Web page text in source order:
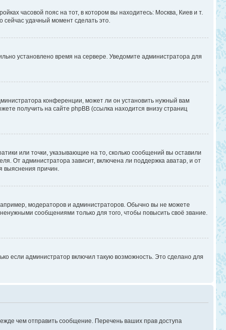
часовой пояс на тот, в котором вы находитесь: Москва, Киев и т.
сейчас удачный момент сделать это.
установлено время на сервере. Уведомите администратора для
конференции, может ли он установить нужный вам
получить на сайте phpBB (ссылка находится внизу страниц
или точки, указывающие на то, сколько сообщений вы оставили
От администратора зависит, включена ли поддержка аватар, и от
выяснения причин.
модераторов и администраторов. Обычно вы не можете
сообщениями только для того, чтобы повысить своё звание.
если администратор включил такую возможность. Это сделано для
чем отправить сообщение. Перечень ваших прав доступа